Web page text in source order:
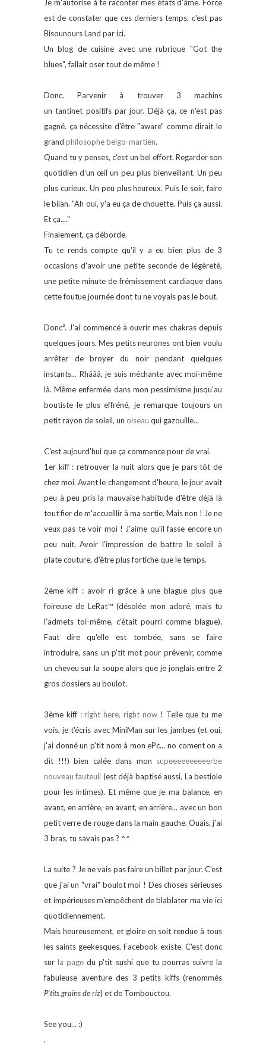
Je m'autorise à te raconter mes états d'âme. Force
est de constater que ces derniers temps, c'est pas
Bisounours Land par ici.
Un blog de cuisine avec une rubrique "Got the
blues", fallait oser tout de même !
Donc. Parvenir à trouver 3 machins
un tantinet positifs par jour. Déjà ça, ce n'est pas
gagné. ça nécessite d'être "aware" comme dirait le
grand philosophe belgo-martien.
Quand tu y penses, c'est un bel effort. Regarder son
quotidien d'un œil un peu plus bienveillant. Un peu
plus curieux. Un peu plus heureux. Puis le soir, faire
le bilan. "Ah oui, y'a eu ça de chouette. Puis ça aussi.
Et ça...."
Finalement, ça déborde.
Tu te rends compte qu'il y a eu bien plus de 3
occasions d'avoir une petite seconde de légèreté,
une petite minute de frémissement cardiaque dans
cette foutue journée dont tu ne voyais pas le bout.
Donc². J'ai commencé à ouvrir mes chakras depuis
quelques jours. Mes petits neurones ont bien voulu
arrêter de broyer du noir pendant quelques
instants... Rhâââ, je suis méchante avec moi-même
là. Même enfermée dans mon pessimisme jusqu'au
boutiste le plus effréné, je remarque toujours un
petit rayon de soleil, un oiseau qui gazouille...
C'est aujourd'hui que ça commence pour de vrai.
1er kiff : retrouver la nuit alors que je pars tôt de
chez moi. Avant le changement d'heure, le jour avait
peu à peu pris la mauvaise habitude d'être déjà là
tout fier de m'accueillir à ma sortie. Mais non ! Je ne
veux pas te voir moi ! J'aime qu'il fasse encore un
peu nuit. Avoir l'impression de battre le soleil à
plate couture, d'être plus fortiche que le temps.
2ème kiff : avoir ri grâce à une blague plus que
foireuse de LeRat™ (désolée mon adoré, mais tu
l'admets toi-même, c'était pourri comme blague).
Faut dire qu'elle est tombée, sans se faire
introduire, sans un p'tit mot pour prévenir, comme
un cheveu sur la soupe alors que je jonglais entre 2
gros dossiers au boulot.
3ème kiff :right here, right now! Telle que tu me
vois, je t'écris avec MiniMan sur les jambes (et oui,
j'ai donné un p'tit nom à mon ePc... no coment on a
dit !!!) bien calée dans mon supeeeeeeeeeerbe
nouveau fauteuil (est déjà baptisé aussi, La bestiole
pour les intimes). Et même que je ma balance, en
avant, en arrière, en avant, en arrière... avec un bon
petit verre de rouge dans la main gauche. Ouais, j'ai
3 bras, tu savais pas ? ^^
La suite ? Je ne vais pas faire un billet par jour. C'est
que j'ai un "vrai" boulot moi ! Des choses sérieuses
et impérieuses m'empêchent de blablater ma vie ici
quotidiennement.
Mais heureusement, et gloire en soit rendue à tous
les saints geekesques, Facebook existe. C'est donc
surla page du p'tit sushi que tu pourras suivre la
fabuleuse aventure des 3 petits kiffs (renommés
P'tits grains de riz) et de Tombouctou.
See you... :)
.